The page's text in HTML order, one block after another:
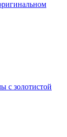
с золотистой